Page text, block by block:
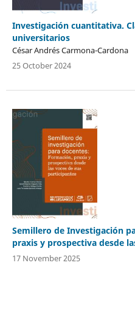
Investigación cuantitativa.
universitarios
César Andrés Carmona-Cardona
25 October 2024
Semillero de Investigación
praxis y prospectiva desde
17 November 2025